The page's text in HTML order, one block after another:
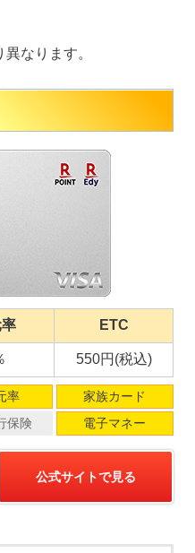
なります。
ETC
550円(税込)
率
家族カード
保険 電子マネー
公式サイトで見る